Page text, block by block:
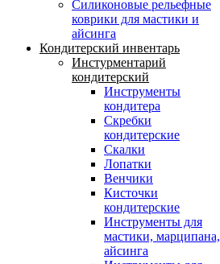
Силиконовые рельефные
коврики для мастики и
айсинга
Кондитерский инвентарь
Инстурментарий
кондитерский
Инструменты
кондитера
Скребки
кондитерские
Скалки
Лопатки
Венчики
Кисточки
кондитерские
Инструменты для
мастики, марципана,
айсинга